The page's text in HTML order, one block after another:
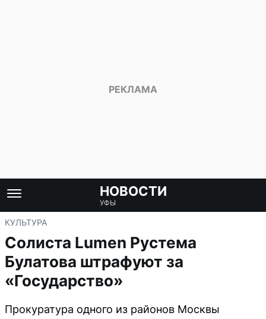
НОВОСТИ
УФЫ
КУЛЬТУРА
Солиста Lumen Рустема
Булатова штрафуют за
«Государство»
Прокуратура одного из районов Москвы